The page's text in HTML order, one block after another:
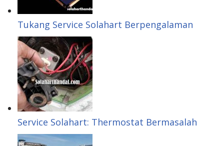
Tukang Service Solahart Berpengalaman
Service Solahart: Thermostat Bermasalah